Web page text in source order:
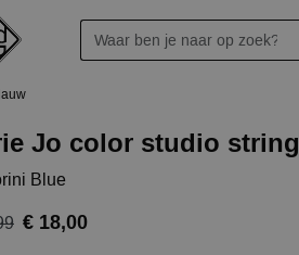
Jo color studio string
Blue
€ 18,00